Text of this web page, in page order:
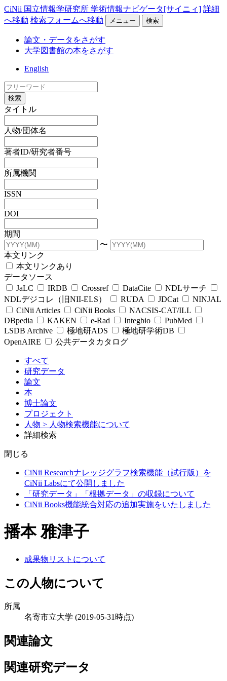
CiNii 国立情報学研究所 学術情報ナビゲータ[サイニィ] 詳細
へ移動 検索フォームへ移動 メニュー 検索
論文・データをさがす
大学図書館の本をさがす
English
検索
タイトル
人物/団体名
著者ID/研究者番号
所属機関
ISSN
DOI
期間
〜
本文リンク
本文リンクあり
データソース
JaLC
IRDB Crossref DataCite
NDLサーチ
NDLデジコレ（旧NII-ELS）
RUDA JDCat
NINJAL
CiNii Articles
CiNii Books
NACSIS-CAT/ILL
DBpedia
KAKEN e-Rad Integbio
PubMed
LSDB Archive
極地研ADS
極地研学術DB
OpenAIRE
公共データカタログ
すべて
研究データ
論文
本
博士論文
プロジェクト
人物 > 人物検索機能について
詳細検索
閉じる
CiNii Researchナレッジグラフ検索機能（試行版）を
CiNii Labsにて公開しました
「研究データ」「根拠データ」の収録について
CiNii Books機能統合対応の追加実施をいたしました
播本 雅津子
成果物リストについて
この人物について
所属
名寄市立大学 (2019-05-31時点)
関連論文
関連研究データ